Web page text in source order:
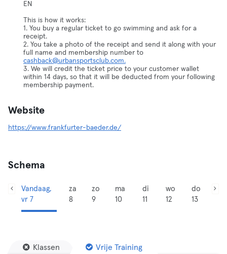
EN
This is how it works:
1. You buy a regular ticket to go swimming and ask for a
receipt.
2. You take a photo of the receipt and send it along with your
full name and membership number to
cashback@urbansportsclub.com.
3. We will credit the ticket price to your customer wallet
within 14 days, so that it will be deducted from your following
membership payment.
Website
https://www.frankfurter-baeder.de/
Schema
Vandaag,
vr 7
za
8
zo
9
ma
10
di
11
wo
12
do
13
Klassen Vrije Training